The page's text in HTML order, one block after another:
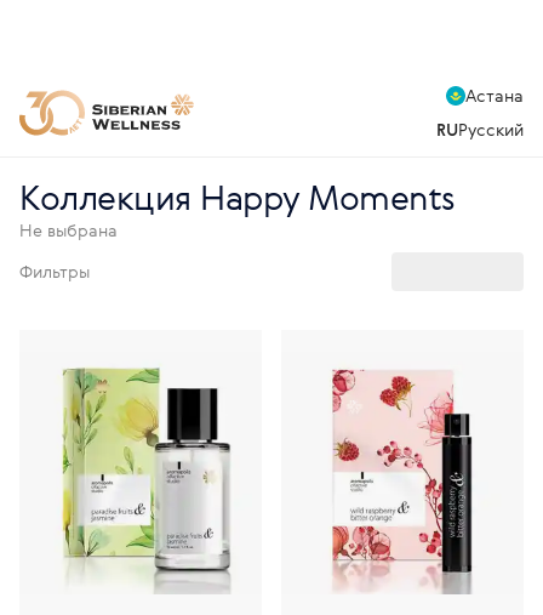
Астана
RUРусский
Коллекция Happy Moments
Не выбрана
Фильтры